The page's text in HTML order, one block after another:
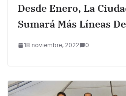
Desde Enero, La
Sumará Más Líneas
18 noviembre, 2022 0